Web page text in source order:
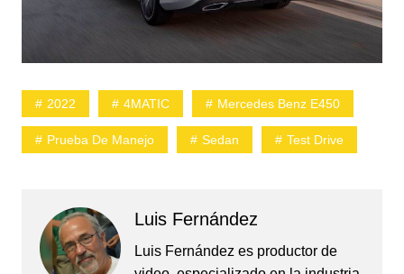
2022 4MATIC Mercedes Benz E450
Prueba De Manejo Sedan Test Drive
Luis Fernández
Luis Fernández es productor de